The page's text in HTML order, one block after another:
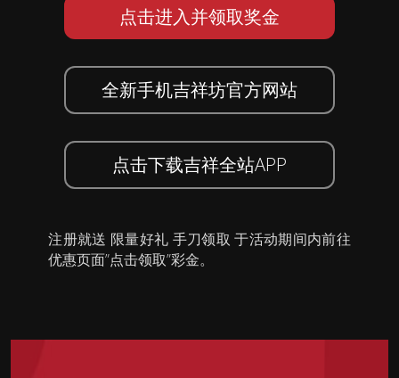
点击进入并领取奖金
全新手机吉祥坊官方网站
点击下载吉祥全站APP
注册就送 限量好礼 手刀领取 于活动期间内前往
优惠页面”点击领取”彩金。